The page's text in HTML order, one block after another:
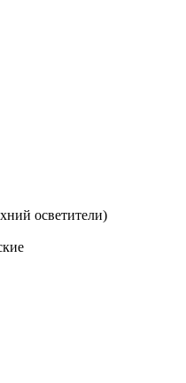
осветители)